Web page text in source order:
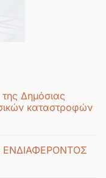
Δημόσιας
καταστροφών